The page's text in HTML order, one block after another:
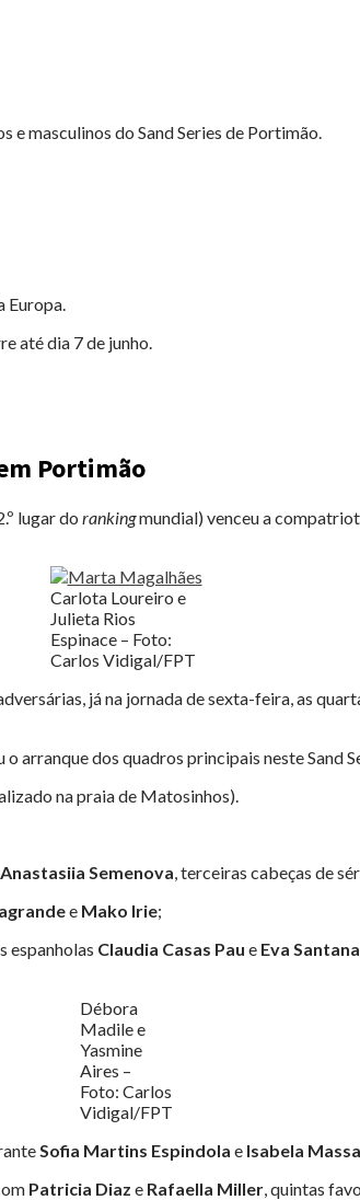
e masculinos do Sand Series de Portimão.
Europa.
até dia 7 de junho.
Portimão
lugar do rankingmundial) venceu a
Carlota Loureiro e
Julieta Rios
Espinace – Foto:
Carlos Vidigal/FPT
já na jornada de sexta-feira, as
arranque dos quadros principais neste Sand
na praia de Matosinhos).
Anastasiia Semenova, terceiras cabeças de
e Mako Irie;
espanholas Claudia Casas Pau e Eva
Débora
Madile e
Yasmine
Aires –
Foto: Carlos
Vidigal/FPT
Sofia Martins Espindola e Isabela
Patricia Diaz e Rafaella Miller, quintas